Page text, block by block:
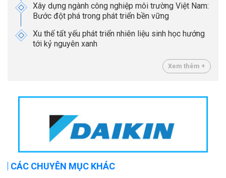
Xây dựng ngành công nghiệp môi trường Việt Nam:
Bước đột phá trong phát triển bền vững
Xu thế tất yếu phát triển nhiên liệu sinh học hướng
tới kỷ nguyên xanh
Xem thêm +
CÁC CHUYÊN MỤC KHÁC